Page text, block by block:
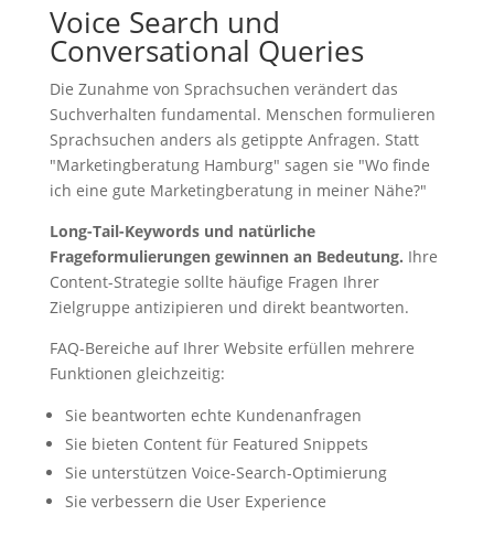
Voice Search und
Conversational Queries
Die Zunahme von Sprachsuchen verändert das
Suchverhalten fundamental. Menschen formulieren
Sprachsuchen anders als getippte Anfragen. Statt
"Marketingberatung Hamburg" sagen sie "Wo finde
ich eine gute Marketingberatung in meiner Nähe?"
Long-Tail-Keywords und natürliche
Frageformulierungen gewinnen an Bedeutung. Ihre
Content-Strategie sollte häufige Fragen Ihrer
Zielgruppe antizipieren und direkt beantworten.
FAQ-Bereiche auf Ihrer Website erfüllen mehrere
Funktionen gleichzeitig:
Sie beantworten echte Kundenanfragen
Sie bieten Content für Featured Snippets
Sie unterstützen Voice-Search-Optimierung
Sie verbessern die User Experience